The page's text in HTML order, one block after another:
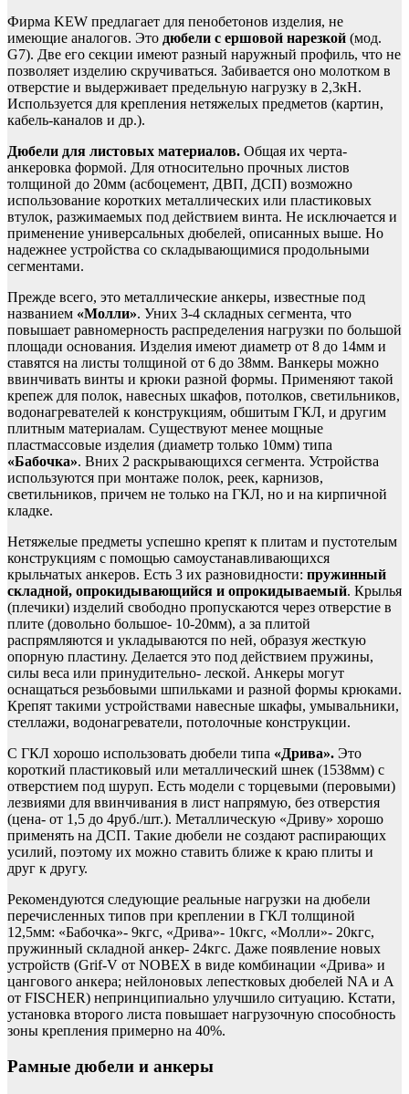
Фирма KEW предлагает для пенобетонов изделия, не
имеющие аналогов. Это дюбели с ершовой нарезкой (мод.
G7). Две его секции имеют разный наружный профиль, что не
позволяет изделию скручиваться. Забивается оно молотком в
отверстие и выдерживает предельную нагрузку в 2,3кН.
Используется для крепления нетяжелых предметов (картин,
кабель-каналов и др.).
Дюбели для листовых материалов. Общая их черта-
анкеровка формой. Для относительно прочных листов
толщиной до 20мм (асбоцемент, ДВП, ДСП) возможно
использование коротких металлических или пластиковых
втулок, разжимаемых под действием винта. Не исключается и
применение универсальных дюбелей, описанных выше. Но
надежнее устройства со складывающимися продольными
сегментами.
Прежде всего, это металлические анкеры, известные под
названием «Молли». Уних 3-4 складных сегмента, что
повышает равномерность распределения нагрузки по большой
площади основания. Изделия имеют диаметр от 8 до 14мм и
ставятся на листы толщиной от 6 до 38мм. Ванкеры можно
ввинчивать винты и крюки разной формы. Применяют такой
крепеж для полок, навесных шкафов, потолков, светильников,
водонагревателей к конструкциям, обшитым ГКЛ, и другим
плитным материалам. Существуют менее мощные
пластмассовые изделия (диаметр только 10мм) типа
«Бабочка». Вних 2 раскрывающихся сегмента. Устройства
используются при монтаже полок, реек, карнизов,
светильников, причем не только на ГКЛ, но и на кирпичной
кладке.
Нетяжелые предметы успешно крепят к плитам и пустотелым
конструкциям с помощью самоустанавливающихся
крыльчатых анкеров. Есть 3 их разновидности: пружинный
складной, опрокидывающийся и опрокидываемый. Крылья
(плечики) изделий свободно пропускаются через отверстие в
плите (довольно большое- 10-20мм), а за плитой
распрямляются и укладываются по ней, образуя жесткую
опорную пластину. Делается это под действием пружины,
силы веса или принудительно- леской. Анкеры могут
оснащаться резьбовыми шпильками и разной формы крюками.
Крепят такими устройствами навесные шкафы, умывальники,
стеллажи, водонагреватели, потолочные конструкции.
С ГКЛ хорошо использовать дюбели типа «Дрива». Это
короткий пластиковый или металлический шнек (1538мм) с
отверстием под шуруп. Есть модели с торцевыми (перовыми)
лезвиями для ввинчивания в лист напрямую, без отверстия
(цена- от 1,5 до 4руб./шт.). Металлическую «Дриву» хорошо
применять на ДСП. Такие дюбели не создают распирающих
усилий, поэтому их можно ставить ближе к краю плиты и
друг к другу.
Рекомендуются следующие реальные нагрузки на дюбели
перечисленных типов при креплении в ГКЛ толщиной
12,5мм: «Бабочка»- 9кгс, «Дрива»- 10кгс, «Молли»- 20кгс,
пружинный складной анкер- 24кгс. Даже появление новых
устройств (Grif-V от NOBEX в виде комбинации «Дрива» и
цангового анкера; нейлоновых лепестковых дюбелей NA и A
от FISCHER) непринципиально улучшило ситуацию. Кстати,
установка второго листа повышает нагрузочную способность
зоны крепления примерно на 40%.
Рамные дюбели и анкеры